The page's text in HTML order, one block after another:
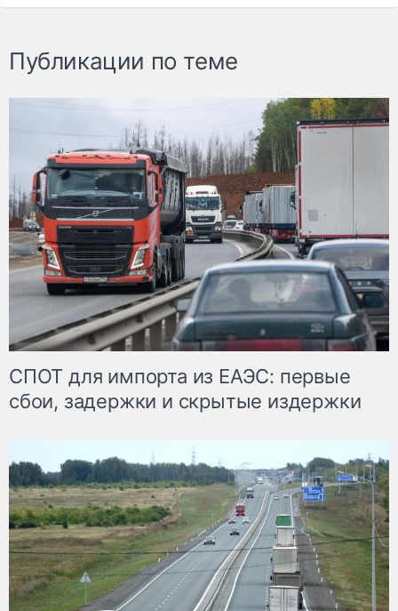
Публикации по теме
СПОТ для импорта из ЕАЭС: первые
сбои, задержки и скрытые издержки